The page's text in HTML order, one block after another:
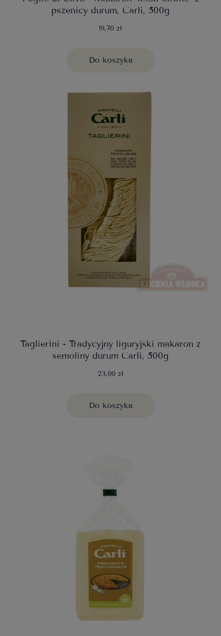
pszenicy durum, Carli, 500g
19,70 zł
Do koszyka
Taglierini - Tradycyjny liguryjski makaron z
semoliny durum Carli, 500g
23,00 zł
Do koszyka